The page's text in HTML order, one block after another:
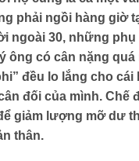
phải ngồi hàng giờ
ngoài 30, những phụ
ông có cân nặng
đều lo lắng cho cái
đối của mình. Chế
giảm lượng mỡ dư
thân.